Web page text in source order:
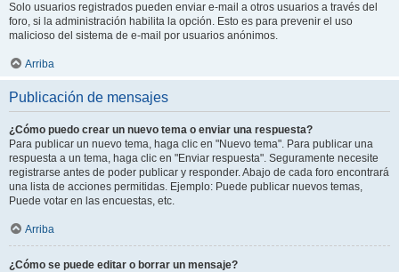
Solo usuarios registrados pueden enviar e-mail a otros usuarios a través del
foro, si la administración habilita la opción. Esto es para prevenir el uso
malicioso del sistema de e-mail por usuarios anónimos.
Arriba
Publicación de mensajes
¿Cómo puedo crear un nuevo tema o enviar una respuesta?
Para publicar un nuevo tema, haga clic en "Nuevo tema". Para publicar una
respuesta a un tema, haga clic en "Enviar respuesta". Seguramente necesite
registrarse antes de poder publicar y responder. Abajo de cada foro encontrará
una lista de acciones permitidas. Ejemplo: Puede publicar nuevos temas,
Puede votar en las encuestas, etc.
Arriba
¿Cómo se puede editar o borrar un mensaje?